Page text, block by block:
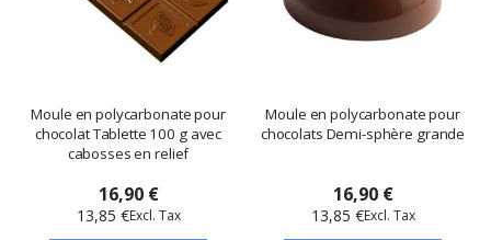
Moule en polycarbonate pour
chocolat Tablette 100 g avec
cabosses en relief
16,90 €
13,85 €
Moule en polycarbonate pour
chocolats Demi-sphère grande
16,90 €
13,85 €